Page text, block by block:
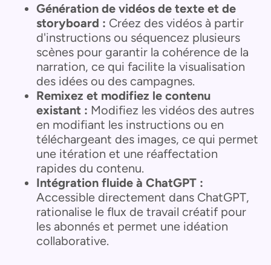
Génération de vidéos de texte et de
storyboard : Créez des vidéos à partir
d'instructions ou séquencez plusieurs
scènes pour garantir la cohérence de la
narration, ce qui facilite la visualisation
des idées ou des campagnes.
Remixez et modifiez le contenu
existant : Modifiez les vidéos des autres
en modifiant les instructions ou en
téléchargeant des images, ce qui permet
une itération et une réaffectation
rapides du contenu.
Intégration fluide à ChatGPT :
Accessible directement dans ChatGPT,
rationalise le flux de travail créatif pour
les abonnés et permet une idéation
collaborative.